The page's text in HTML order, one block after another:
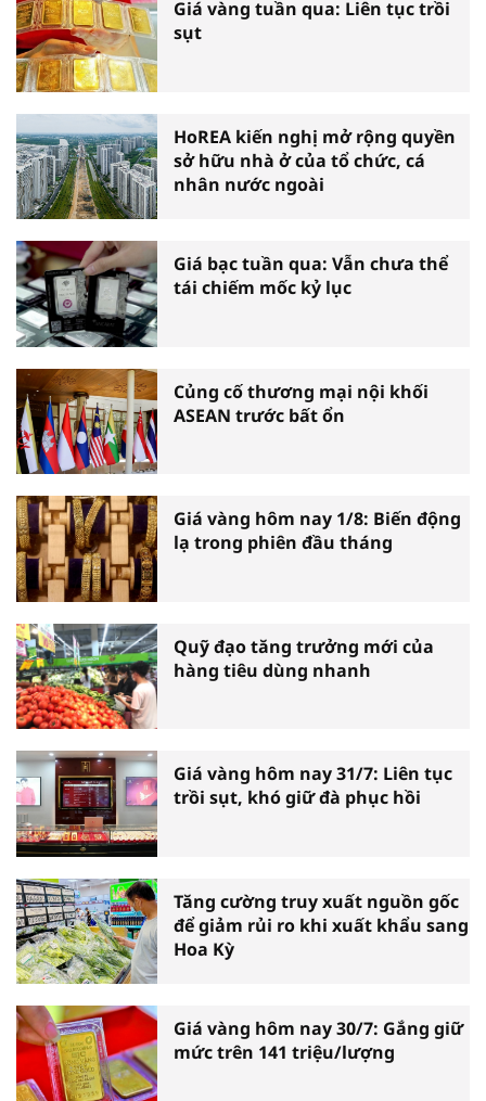
Giá vàng tuần qua: Liên tục trồi
sụt
HoREA kiến nghị mở rộng quyền
sở hữu nhà ở của tổ chức, cá
nhân nước ngoài
Giá bạc tuần qua: Vẫn chưa thể
tái chiếm mốc kỷ lục
Củng cố thương mại nội khối
ASEAN trước bất ổn
Giá vàng hôm nay 1/8: Biến động
lạ trong phiên đầu tháng
Quỹ đạo tăng trưởng mới của
hàng tiêu dùng nhanh
Giá vàng hôm nay 31/7: Liên tục
trồi sụt, khó giữ đà phục hồi
Tăng cường truy xuất nguồn gốc
để giảm rủi ro khi xuất khẩu sang
Hoa Kỳ
Giá vàng hôm nay 30/7: Gắng giữ
mức trên 141 triệu/lượng